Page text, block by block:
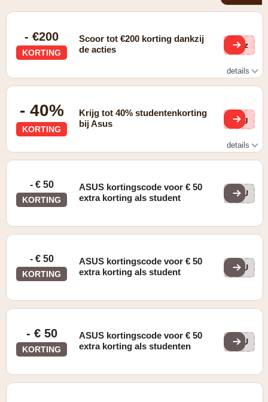
- €200
KORTING
Scoor tot €200 korting dankzij
de acties
usz
details
- 40%
KORTING
Krijg tot 40% studentenkorting
bij Asus
0ig
details
- € 50
KORTING
ASUS kortingscode voor € 50
extra korting als student
ASU
- € 50
KORTING
ASUS kortingscode voor € 50
extra korting als student
ASU
- € 50
KORTING
ASUS kortingscode voor € 50
extra korting als studenten
ASU